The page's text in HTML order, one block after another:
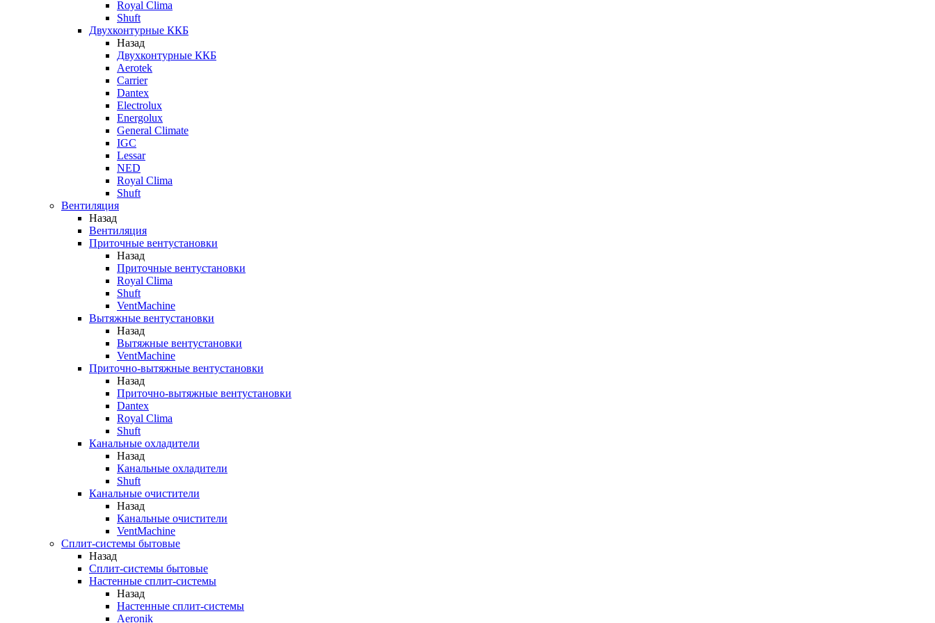
Royal Clima
Shuft
Двухконтурные ККБ
Назад
Двухконтурные ККБ
Aerotek
Carrier
Dantex
Electrolux
Energolux
General Climate
IGC
Lessar
NED
Royal Clima
Shuft
Вентиляция
Назад
Вентиляция
Приточные вентустановки
Назад
Приточные вентустановки
Royal Clima
Shuft
VentMachine
Вытяжные вентустановки
Назад
Вытяжные вентустановки
VentMachine
Приточно-вытяжные вентустановки
Назад
Приточно-вытяжные вентустановки
Dantex
Royal Clima
Shuft
Канальные охладители
Назад
Канальные охладители
Shuft
Канальные очистители
Назад
Канальные очистители
VentMachine
Сплит-системы бытовые
Назад
Сплит-системы бытовые
Настенные сплит-системы
Назад
Настенные сплит-системы
Aeronik